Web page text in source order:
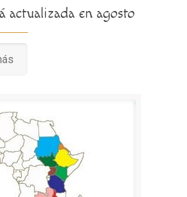
actualizada en agosto